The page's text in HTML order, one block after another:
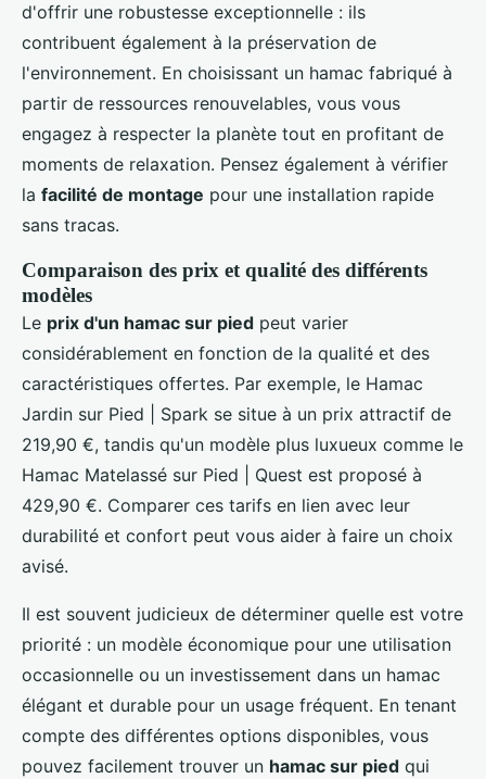
d'offrir une robustesse exceptionnelle : ils
contribuent également à la préservation de
l'environnement. En choisissant un hamac fabriqué à
partir de ressources renouvelables, vous vous
engagez à respecter la planète tout en profitant de
moments de relaxation. Pensez également à vérifier
la facilité de montage pour une installation rapide
sans tracas.
Comparaison des prix et qualité des différents
modèles
Le prix d'un hamac sur pied peut varier
considérablement en fonction de la qualité et des
caractéristiques offertes. Par exemple, le Hamac
Jardin sur Pied | Spark se situe à un prix attractif de
219,90 €, tandis qu'un modèle plus luxueux comme le
Hamac Matelassé sur Pied | Quest est proposé à
429,90 €. Comparer ces tarifs en lien avec leur
durabilité et confort peut vous aider à faire un choix
avisé.
Il est souvent judicieux de déterminer quelle est votre
priorité : un modèle économique pour une utilisation
occasionnelle ou un investissement dans un hamac
élégant et durable pour un usage fréquent. En tenant
compte des différentes options disponibles, vous
pouvez facilement trouver un hamac sur pied qui